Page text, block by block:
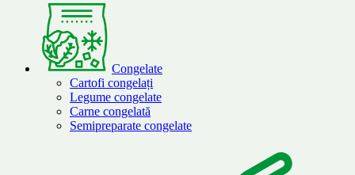
Congelate
Cartofi congelați
Legume congelate
Carne congelată
Semipreparate congelate